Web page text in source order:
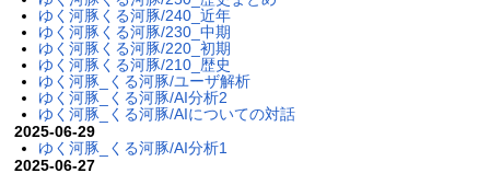
ゆく河豚くる河豚/240_近年
ゆく河豚くる河豚/230_中期
ゆく河豚くる河豚/220_初期
ゆく河豚くる河豚/210_歴史
ゆく河豚_くる河豚/ユーザ解析
ゆく河豚_くる河豚/AI分析2
ゆく河豚_くる河豚/AIについての対話
2025-06-29
ゆく河豚_くる河豚/AI分析1
2025-06-27